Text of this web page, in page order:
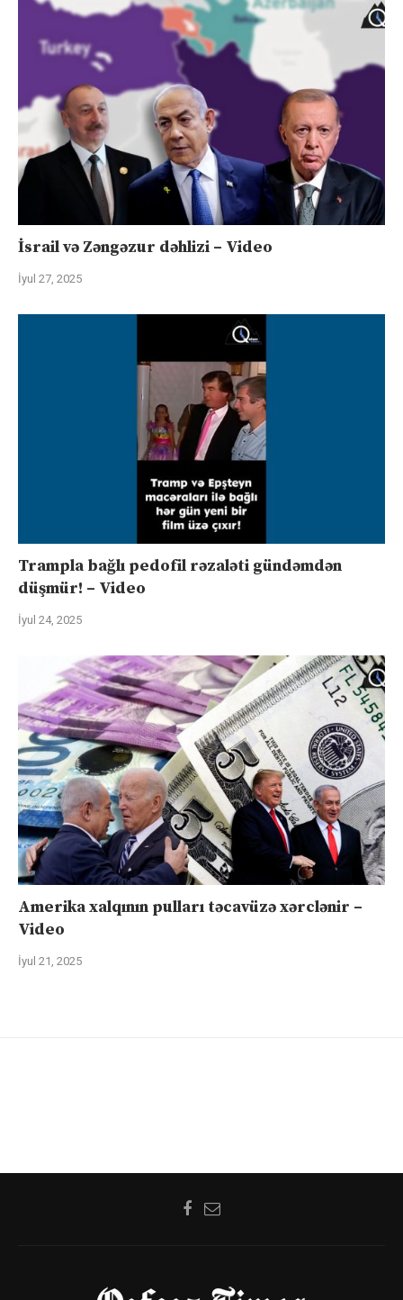
İsrail və Zəngəzur dəhlizi – Video
İyul 27, 2025
Trampla bağlı pedofil rəzaləti gündəmdən
düşmür! – Video
İyul 24, 2025
Amerika xalqının pulları təcavüzə xərclənir –
Video
İyul 21, 2025